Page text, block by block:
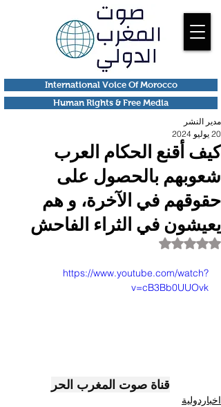
Human Rights & Free Media
International Voice Of Morocco
كيف أقنع الحكام العرب
شعوبهم بالحصول على
حقوقهم في الآخرة، و هم
يعيشون في الثراء الفاحش
مدير النشر
20 يوليو 2024
تم التقييم بـ ليس رقمًا من أصل 5 نجوم.
https://www.youtube.com/watch?
v=cB3Bb0UUOvk
قناة صوت المغرب الحر
اخباردولية